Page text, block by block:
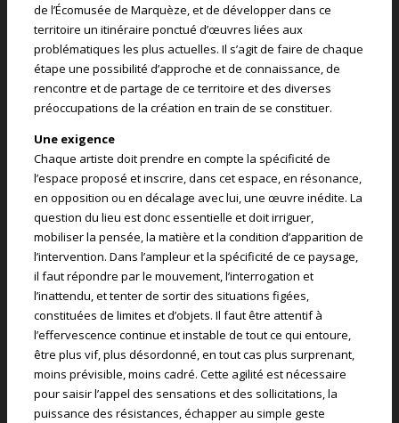
de l’Écomusée de Marquèze, et de développer dans ce
territoire un itinéraire ponctué d’œuvres liées aux
problématiques les plus actuelles. Il s’agit de faire de chaque
étape une possibilité d’approche et de connaissance, de
rencontre et de partage de ce territoire et des diverses
préoccupations de la création en train de se constituer.
Une exigence
Chaque artiste doit prendre en compte la spécificité de
l’espace proposé et inscrire, dans cet espace, en résonance,
en opposition ou en décalage avec lui, une œuvre inédite. La
question du lieu est donc essentielle et doit irriguer,
mobiliser la pensée, la matière et la condition d’apparition de
l’intervention. Dans l’ampleur et la spécificité de ce paysage,
il faut répondre par le mouvement, l’interrogation et
l’inattendu, et tenter de sortir des situations figées,
constituées de limites et d’objets. Il faut être attentif à
l’effervescence continue et instable de tout ce qui entoure,
être plus vif, plus désordonné, en tout cas plus surprenant,
moins prévisible, moins cadré. Cette agilité est nécessaire
pour saisir l’appel des sensations et des sollicitations, la
puissance des résistances, échapper au simple geste